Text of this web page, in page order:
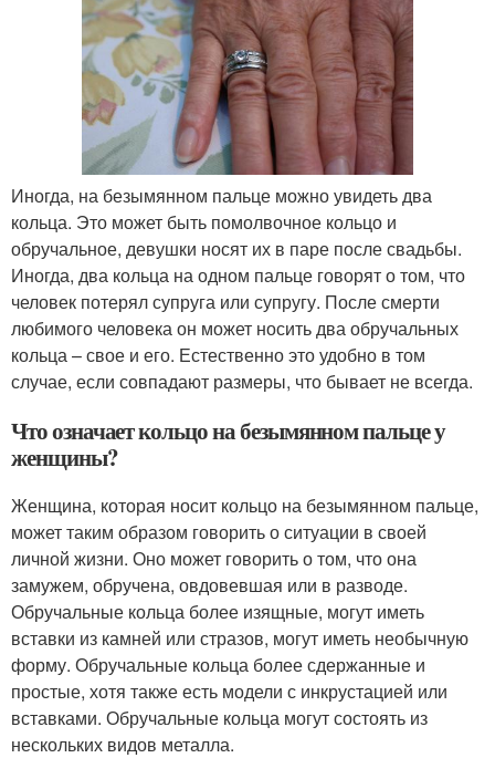
Иногда, на безымянном пальце можно увидеть два
кольца. Это может быть помолвочное кольцо и
обручальное, девушки носят их в паре после свадьбы.
Иногда, два кольца на одном пальце говорят о том, что
человек потерял супруга или супругу. После смерти
любимого человека он может носить два обручальных
кольца – свое и его. Естественно это удобно в том
случае, если совпадают размеры, что бывает не всегда.
Что означает кольцо на безымянном пальце у
женщины?
Женщина, которая носит кольцо на безымянном пальце,
может таким образом говорить о ситуации в своей
личной жизни. Оно может говорить о том, что она
замужем, обручена, овдовевшая или в разводе.
Обручальные кольца более изящные, могут иметь
вставки из камней или стразов, могут иметь необычную
форму. Обручальные кольца более сдержанные и
простые, хотя также есть модели с инкрустацией или
вставками. Обручальные кольца могут состоять из
нескольких видов металла.